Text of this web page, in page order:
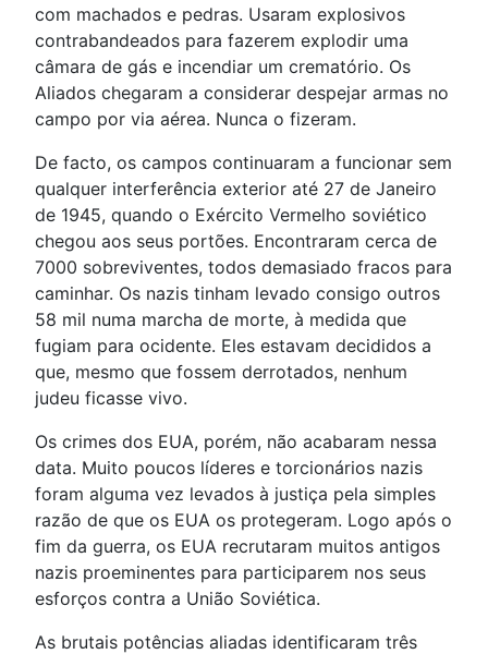
com machados e pedras. Usaram explosivos
contrabandeados para fazerem explodir uma
câmara de gás e incendiar um crematório. Os
Aliados chegaram a considerar despejar armas no
campo por via aérea. Nunca o fizeram.
De facto, os campos continuaram a funcionar sem
qualquer interferência exterior até 27 de Janeiro
de 1945, quando o Exército Vermelho soviético
chegou aos seus portões. Encontraram cerca de
7000 sobreviventes, todos demasiado fracos para
caminhar. Os nazis tinham levado consigo outros
58 mil numa marcha de morte, à medida que
fugiam para ocidente. Eles estavam decididos a
que, mesmo que fossem derrotados, nenhum
judeu ficasse vivo.
Os crimes dos EUA, porém, não acabaram nessa
data. Muito poucos líderes e torcionários nazis
foram alguma vez levados à justiça pela simples
razão de que os EUA os protegeram. Logo após o
fim da guerra, os EUA recrutaram muitos antigos
nazis proeminentes para participarem nos seus
esforços contra a União Soviética.
As brutais potências aliadas identificaram três